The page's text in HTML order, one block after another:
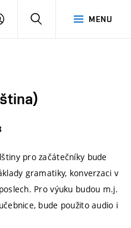
MENU
PŘIHLÁSIT
pro začátečníky bude
gramatiky, konverzaci v
Pro výuku budou m.j.
bude použito audio i